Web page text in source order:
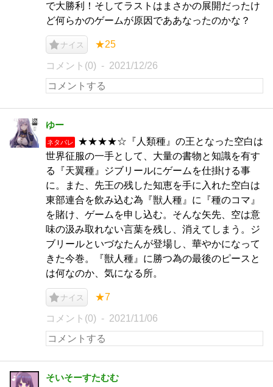
で大勝利！そしてラストはまさかの展開だったけ
ど何らかのゲームが原因でああなったのかな？
ナイス ★25
コメント(0) 2021/12/26
ゆー
ネタバレ
★★★★☆『人類種』の王となった空白は
世界征服の一手として、大量の書物と知識を有す
る『天翼種』ジブリールにゲームを仕掛ける事
に。また、先王の残した知恵を手に入れた空白は
東部連合を飲み込む為『獣人種』に『種のコマ』
を賭け、ゲームを申し込む。そんな矢先、空は意
味の汲み取れない言葉を残し、消えてしまう。ジ
ブリールといづなたんが登場し、華やかになって
きた今巻。『獣人種』に勝つ為の最後のピースと
は何なのか、気になる所。
ナイス ★7
コメント(0) 2021/11/06
そいそーすたむむ